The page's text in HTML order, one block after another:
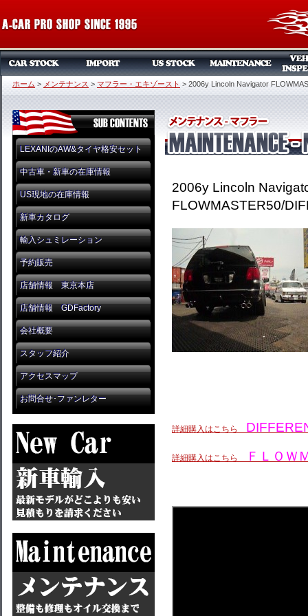
ホーム > メンテナンス > マフラー・エキゾースト > 2006y Lincoln Navigator
LEXANIのAW&タイヤ格安セット
中古車・新車の在庫情報
US現地の在庫情報
新車カタログ
輸入シュミレーション
予約販売
店舗情報 東京本店
店舗情報 GDFactory
会社概要
スタッフ紹介
アクセスマップ
お問合せ･ファンレター
2006y Lincoln
FLOWMASTER50/
詳細購入はこちら
詳細購入はこちら ＦＬＯＷ